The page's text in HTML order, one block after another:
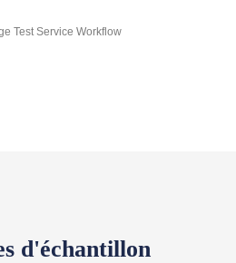
d'échantillon